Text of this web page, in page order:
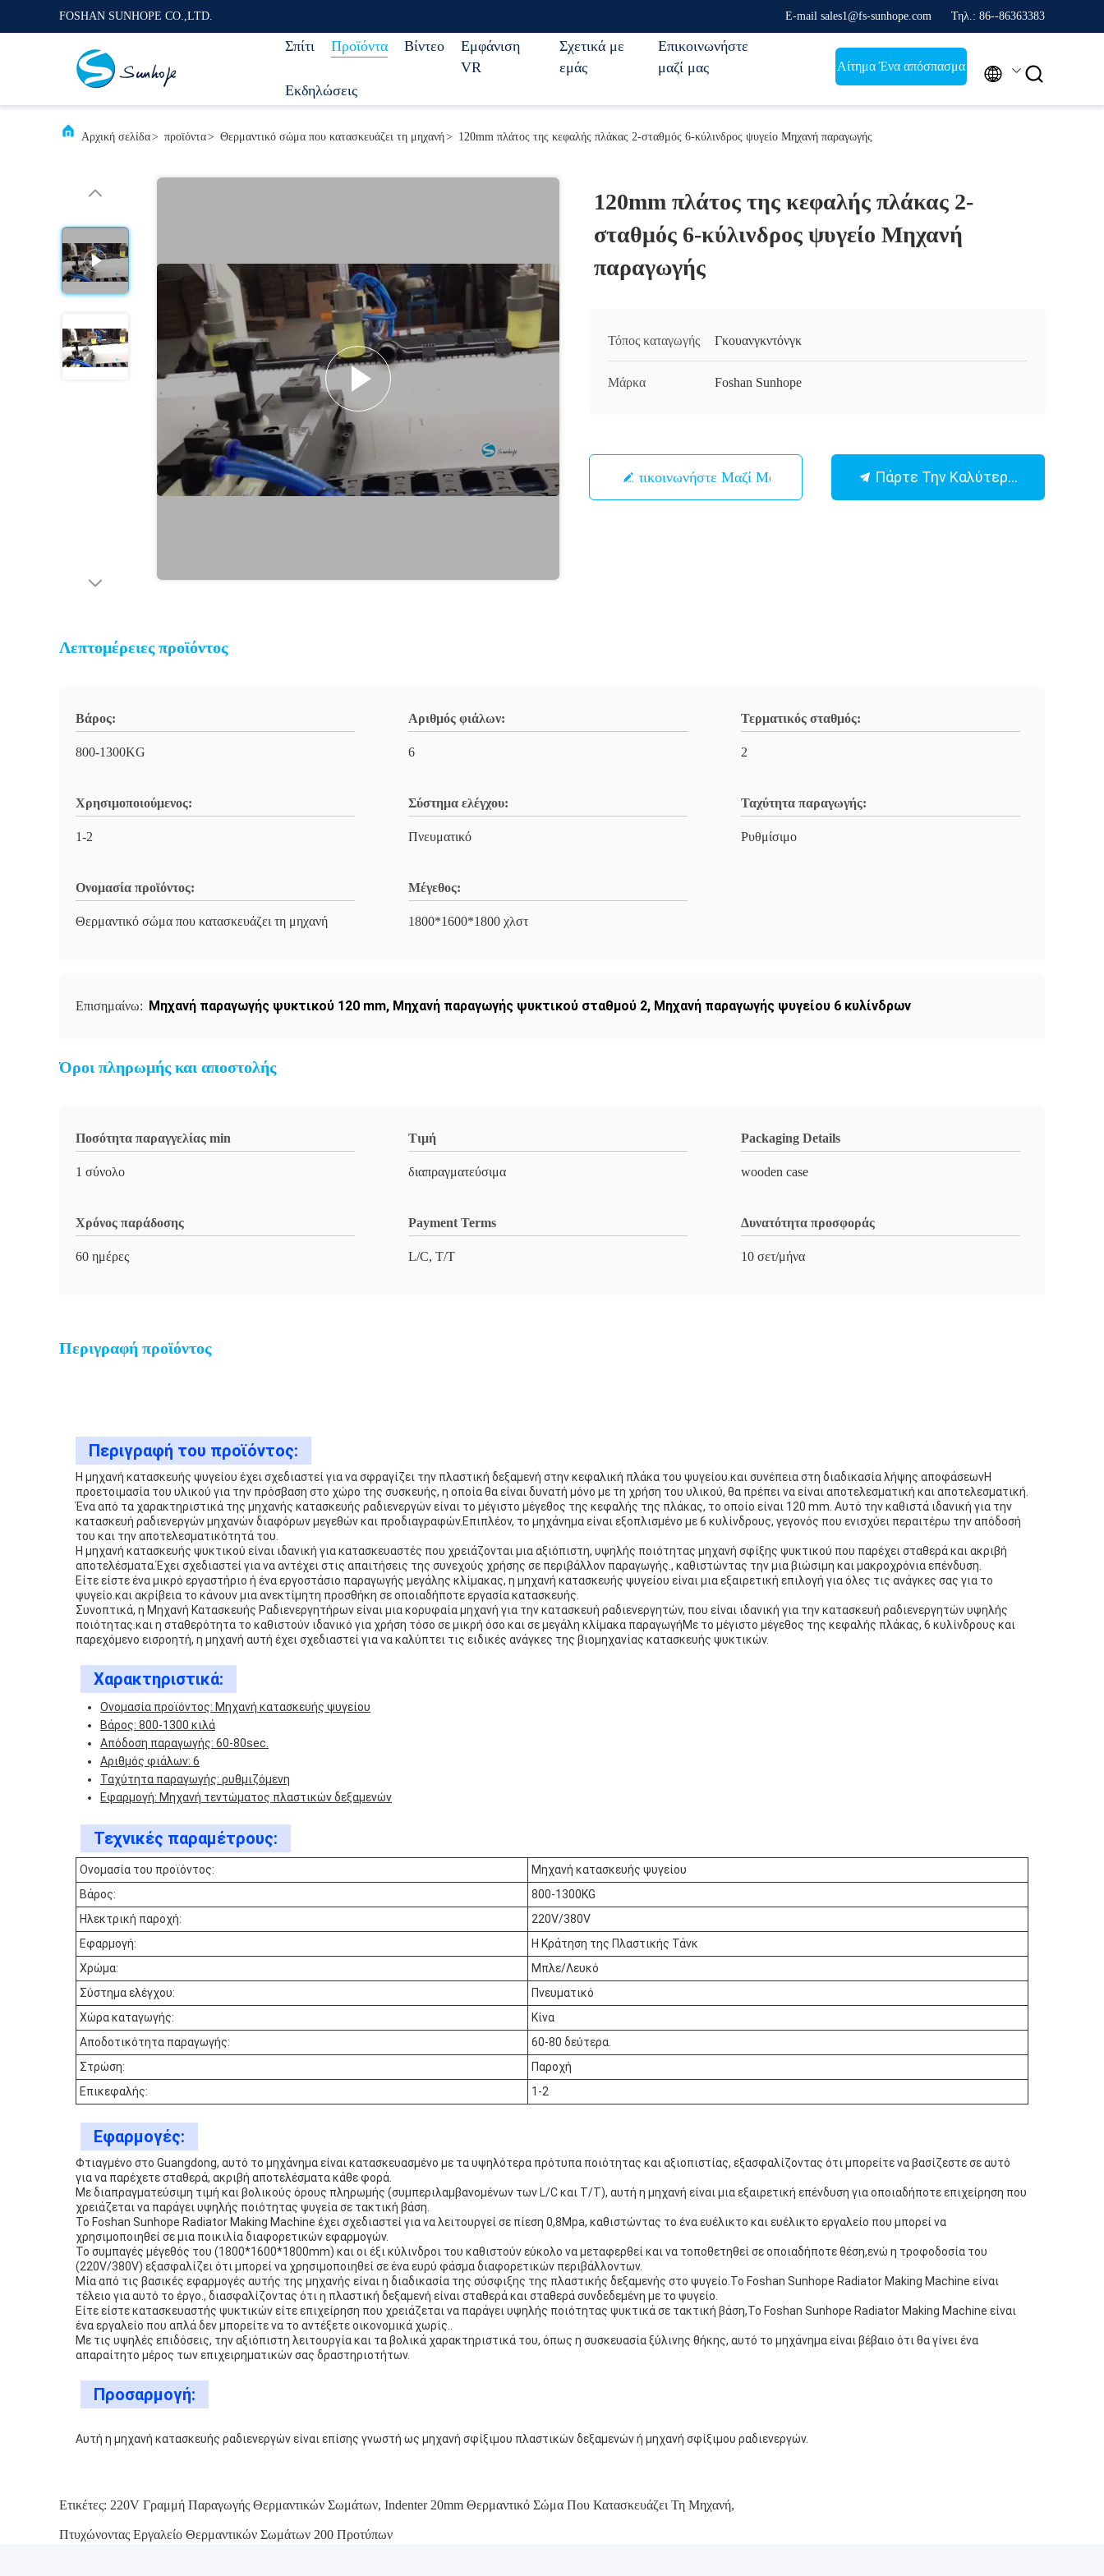
FOSHAN SUNHOPE CO.,LTD. E-mail sales1@fs-sunhope.com Τηλ.: 86--86363383
Σπίτι Προϊόντα Βίντεο
Εμφάνιση
VR
Σχετικά με
εμάς
Επικοινωνήστε
μαζί μας
Εκδηλώσεις
Αίτημα Ένα απόσπασμα  
Αρχική σελίδα> προϊόντα> Θερμαντικό σώμα που κατασκευάζει τη μηχανή> 120mm πλάτος της κεφαλής πλάκας 2-σταθμός 6-κύλινδρος ψυγείο Μηχανή παραγωγής
120mm πλάτος της κεφαλής πλάκας 2-
σταθμός 6-κύλινδρος ψυγείο Μηχανή
παραγωγής
Τόπος καταγωγής Γκουανγκντόνγκ
Μάρκα Foshan Sunhope
Επικοινωνήστε Μαζί Μας Πάρτε Την Καλύτερη Τιμή
Λεπτομέρειες προϊόντος
Βάρος:
800-1300KG
Αριθμός φιάλων:
6
Τερματικός σταθμός:
2
Χρησιμοποιούμενος:
1-2
Σύστημα ελέγχου:
Πνευματικό
Ταχύτητα παραγωγής:
Ρυθμίσιμο
Ονομασία προϊόντος:
Θερμαντικό σώμα που κατασκευάζει τη μηχανή
Μέγεθος:
1800*1600*1800 χλστ
Επισημαίνω: Μηχανή παραγωγής ψυκτικού 120 mm, Μηχανή παραγωγής ψυκτικού σταθμού 2, Μηχανή παραγωγής ψυγείου 6 κυλίνδρων
Όροι πληρωμής και αποστολής
Ποσότητα παραγγελίας min
1 σύνολο
Τιμή
διαπραγματεύσιμα
Packaging Details
wooden case
Χρόνος παράδοσης
60 ημέρες
Payment Terms
L/C, T/T
Δυνατότητα προσφοράς
10 σετ/μήνα
Περιγραφή προϊόντος
Περιγραφή του προϊόντος:
Η μηχανή κατασκευής ψυγείου έχει σχεδιαστεί για να σφραγίζει την πλαστική δεξαμενή στην κεφαλική πλάκα του ψυγείου.και συνέπεια στη διαδικασία λήψης αποφάσεωνΗ
προετοιμασία του υλικού για την πρόσβαση στο χώρο της συσκευής, η οποία θα είναι δυνατή μόνο με τη χρήση του υλικού, θα πρέπει να είναι αποτελεσματική και αποτελεσματική.
Ένα από τα χαρακτηριστικά της μηχανής κατασκευής ραδιενεργών είναι το μέγιστο μέγεθος της κεφαλής της πλάκας, το οποίο είναι 120 mm. Αυτό την καθιστά ιδανική για την
κατασκευή ραδιενεργών μηχανών διαφόρων μεγεθών και προδιαγραφών.Επιπλέον, το μηχάνημα είναι εξοπλισμένο με 6 κυλίνδρους, γεγονός που ενισχύει περαιτέρω την απόδοσή
του και την αποτελεσματικότητά του.
Η μηχανή κατασκευής ψυκτικού είναι ιδανική για κατασκευαστές που χρειάζονται μια αξιόπιστη, υψηλής ποιότητας μηχανή σφίξης ψυκτικού που παρέχει σταθερά και ακριβή
αποτελέσματα.Έχει σχεδιαστεί για να αντέχει στις απαιτήσεις της συνεχούς χρήσης σε περιβάλλον παραγωγής., καθιστώντας την μια βιώσιμη και μακροχρόνια επένδυση.
Είτε είστε ένα μικρό εργαστήριο ή ένα εργοστάσιο παραγωγής μεγάλης κλίμακας, η μηχανή κατασκευής ψυγείου είναι μια εξαιρετική επιλογή για όλες τις ανάγκες σας για το
ψυγείο.και ακρίβεια το κάνουν μια ανεκτίμητη προσθήκη σε οποιαδήποτε εργασία κατασκευής.
Συνοπτικά, η Μηχανή Κατασκευής Ραδιενεργητήρων είναι μια κορυφαία μηχανή για την κατασκευή ραδιενεργητών, που είναι ιδανική για την κατασκευή ραδιενεργητών υψηλής
ποιότητας.και η σταθερότητα το καθιστούν ιδανικό για χρήση τόσο σε μικρή όσο και σε μεγάλη κλίμακα παραγωγήΜε το μέγιστο μέγεθος της κεφαλής πλάκας, 6 κυλίνδρους και
παρεχόμενο εισροητή, η μηχανή αυτή έχει σχεδιαστεί για να καλύπτει τις ειδικές ανάγκες της βιομηχανίας κατασκευής ψυκτικών.
Χαρακτηριστικά:
Ονομασία προϊόντος: Μηχανή κατασκευής ψυγείου
Βάρος: 800-1300 κιλά
Απόδοση παραγωγής: 60-80sec.
Αριθμός φιάλων: 6
Ταχύτητα παραγωγής: ρυθμιζόμενη
Εφαρμογή: Μηχανή τεντώματος πλαστικών δεξαμενών
Τεχνικές παραμέτρους:
Ονομασία του προϊόντος:
Μηχανή κατασκευής ψυγείου
Βάρος:
800-1300KG
Ηλεκτρική παροχή:
220V/380V
Εφαρμογή:
Η Κράτηση της Πλαστικής Τάνκ
Χρώμα:
Μπλε/Λευκό
Σύστημα ελέγχου:
Πνευματικό
Χώρα καταγωγής:
Κίνα
Αποδοτικότητα παραγωγής:
60-80 δεύτερα.
Στρώση:
Παροχή
Επικεφαλής:
1-2
Εφαρμογές:
Φτιαγμένο στο Guangdong, αυτό το μηχάνημα είναι κατασκευασμένο με τα υψηλότερα πρότυπα ποιότητας και αξιοπιστίας, εξασφαλίζοντας ότι μπορείτε να βασίζεστε σε αυτό
για να παρέχετε σταθερά, ακριβή αποτελέσματα κάθε φορά.
Με διαπραγματεύσιμη τιμή και βολικούς όρους πληρωμής (συμπεριλαμβανομένων των L/C και T/T), αυτή η μηχανή είναι μια εξαιρετική επένδυση για οποιαδήποτε επιχείρηση που
χρειάζεται να παράγει υψηλής ποιότητας ψυγεία σε τακτική βάση.
Το Foshan Sunhope Radiator Making Machine έχει σχεδιαστεί για να λειτουργεί σε πίεση 0,8Mpa, καθιστώντας το ένα ευέλικτο και ευέλικτο εργαλείο που μπορεί να
χρησιμοποιηθεί σε μια ποικιλία διαφορετικών εφαρμογών.
Το συμπαγές μέγεθός του (1800*1600*1800mm) και οι έξι κύλινδροι του καθιστούν εύκολο να μεταφερθεί και να τοποθετηθεί σε οποιαδήποτε θέση,ενώ η τροφοδοσία του
(220V/380V) εξασφαλίζει ότι μπορεί να χρησιμοποιηθεί σε ένα ευρύ φάσμα διαφορετικών περιβάλλοντων.
Μία από τις βασικές εφαρμογές αυτής της μηχανής είναι η διαδικασία της σύσφιξης της πλαστικής δεξαμενής στο ψυγείο.Το Foshan Sunhope Radiator Making Machine είναι
τέλειο για αυτό το έργο., διασφαλίζοντας ότι η πλαστική δεξαμενή είναι σταθερά και σταθερά συνδεδεμένη με το ψυγείο.
Είτε είστε κατασκευαστής ψυκτικών είτε επιχείρηση που χρειάζεται να παράγει υψηλής ποιότητας ψυκτικά σε τακτική βάση,Το Foshan Sunhope Radiator Making Machine είναι
ένα εργαλείο που απλά δεν μπορείτε να το αντέξετε οικονομικά χωρίς..
Με τις υψηλές επιδόσεις, την αξιόπιστη λειτουργία και τα βολικά χαρακτηριστικά του, όπως η συσκευασία ξύλινης θήκης, αυτό το μηχάνημα είναι βέβαιο ότι θα γίνει ένα
απαραίτητο μέρος των επιχειρηματικών σας δραστηριοτήτων.
Προσαρμογή:
Αυτή η μηχανή κατασκευής ραδιενεργών είναι επίσης γνωστή ως μηχανή σφίξιμου πλαστικών δεξαμενών ή μηχανή σφίξιμου ραδιενεργών.
Ετικέτες: 220V Γραμμή Παραγωγής Θερμαντικών Σωμάτων, Indenter 20mm Θερμαντικό Σώμα Που Κατασκευάζει Τη Μηχανή,
Πτυχώνοντας Εργαλείο Θερμαντικών Σωμάτων 200 Προτύπων